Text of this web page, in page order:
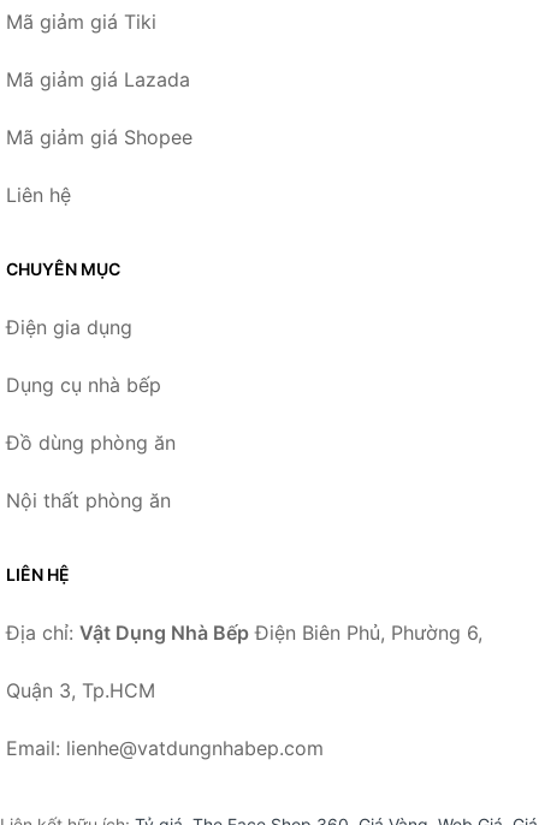
Mã giảm giá Tiki
Mã giảm giá Lazada
Mã giảm giá Shopee
Liên hệ
CHUYÊN MỤC
Điện gia dụng
Dụng cụ nhà bếp
Đồ dùng phòng ăn
Nội thất phòng ăn
LIÊN HỆ
Địa chỉ: Vật Dụng Nhà Bếp Điện Biên Phủ, Phường 6,
Quận 3, Tp.HCM
Email: lienhe@vatdungnhabep.com